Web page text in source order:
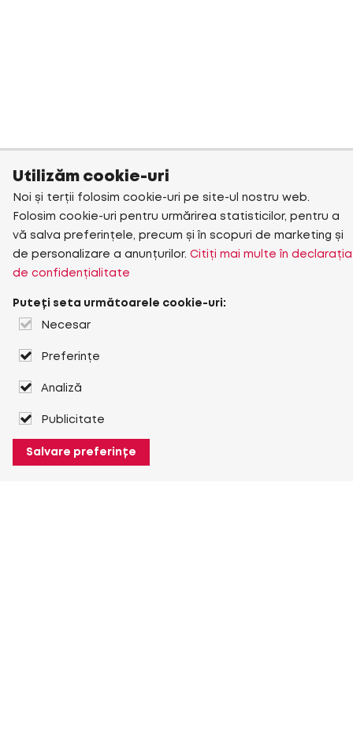
Utilizăm cookie-uri
Noi și terții folosim cookie-uri pe site-ul nostru web.
Folosim cookie-uri pentru urmărirea statisticilor, pentru a
vă salva preferințele, precum și în scopuri de marketing și
de personalizare a anunțurilor. Citiți mai multe în declarația
de confidențialitate
Puteți seta următoarele cookie-uri:
Necesar
Preferințe
Analiză
Publicitate
Salvare preferințe